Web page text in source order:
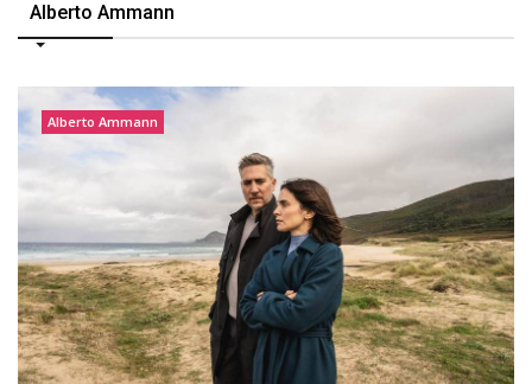
Alberto Ammann
Alberto Ammann